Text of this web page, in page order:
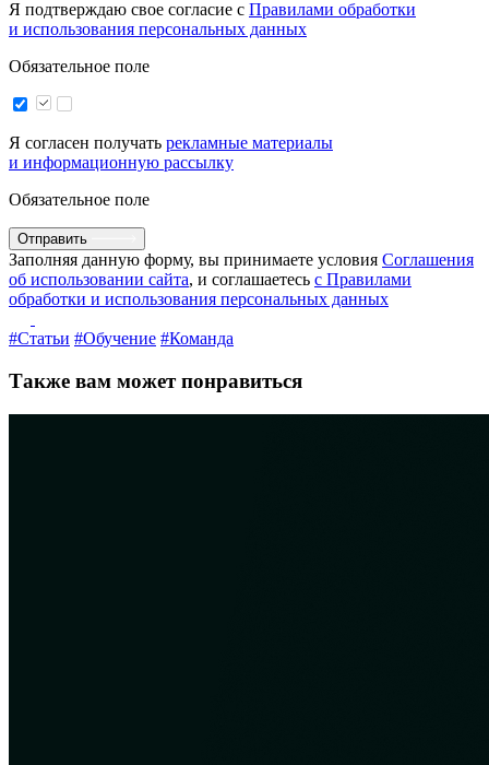
Я подтверждаю свое согласие с Правилами обработки
и использования персональных данных
Обязательное поле
Я согласен получать рекламные материалы
и информационную рассылку
Обязательное поле
Отправить
Заполняя данную форму, вы принимаете условия Соглашения
об использовании сайта, и соглашаетесь с Правилами
обработки и использования персональных данных
#Статьи #Обучение #Команда
Также вам может понравиться